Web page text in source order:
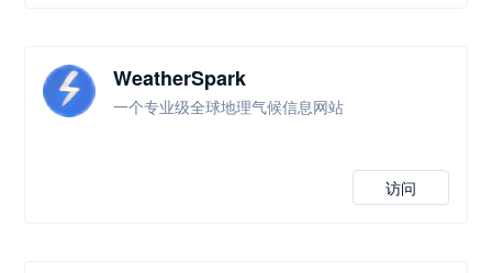
WeatherSpark
一个专业级全球地理气候信息网站
访问